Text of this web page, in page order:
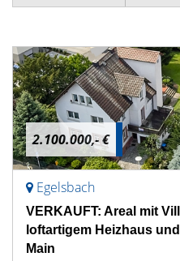
2.100.000,- €
Egelsbach
VERKAUFT: Areal mit
loftartigem Heizhaus
Main